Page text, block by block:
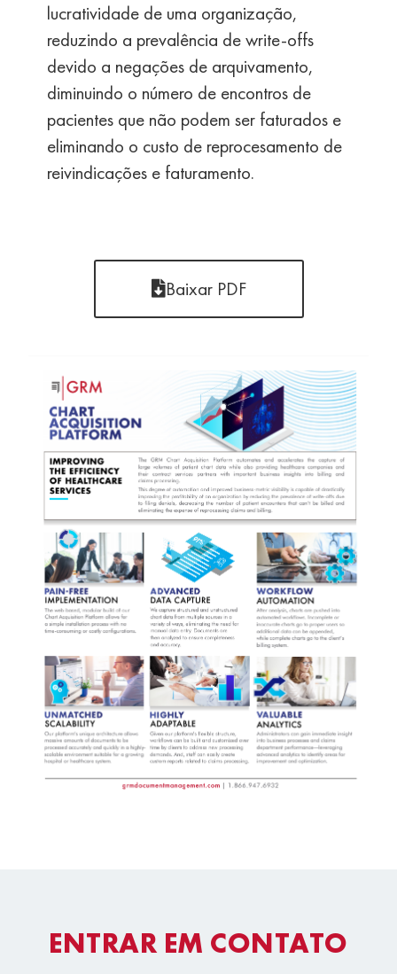
lucratividade de uma organização,
reduzindo a prevalência de write-offs
devido a negações de arquivamento,
diminuindo o número de encontros de
pacientes que não podem ser faturados e
eliminando o custo de reprocesamento de
reivindicações e faturamento.
Baixar PDF
ENTRAR EM CONTATO